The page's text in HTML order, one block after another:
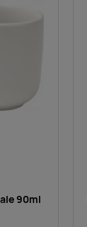
90ml